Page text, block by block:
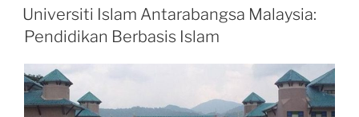
ON
Universiti Islam Antarabangsa Malaysia:
Pendidikan Berbasis Islam